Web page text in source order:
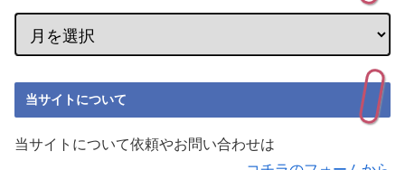
当サイトについて
当サイトについて依頼やお問い合わせは